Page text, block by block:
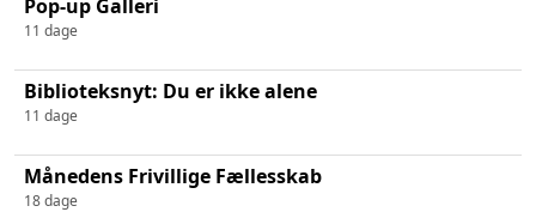
Pop-up Galleri
11 dage
Biblioteksnyt: Du er ikke alene
11 dage
Månedens Frivillige Fællesskab
18 dage